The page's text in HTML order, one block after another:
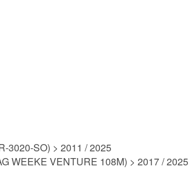
3020-SO) > 2011 / 2025
WEEKE VENTURE 108M) > 2017 / 2025